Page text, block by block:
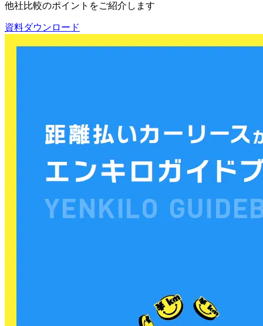
他社比較のポイントをご紹介します
資料ダウンロード